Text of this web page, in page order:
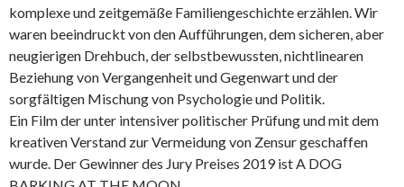
komplexe und zeitgemäße Familiengeschichte erzählen. Wir
waren beeindruckt von den Aufführungen, dem sicheren, aber
neugierigen Drehbuch, der selbstbewussten, nichtlinearen
Beziehung von Vergangenheit und Gegenwart und der
sorgfältigen Mischung von Psychologie und Politik.
Ein Film der unter intensiver politischer Prüfung und mit dem
kreativen Verstand zur Vermeidung von Zensur geschaffen
wurde. Der Gewinner des Jury Preises 2019 ist A DOG